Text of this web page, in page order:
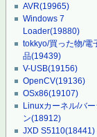
AVR(19965)
Windows 7
Loader(19880)
tokkyo/買った物/電
品(19439)
V-USB(19156)
OpenCV(19136)
OSx86(19107)
Linuxカーネル/バー
ン(18912)
JXD S5110(18441)